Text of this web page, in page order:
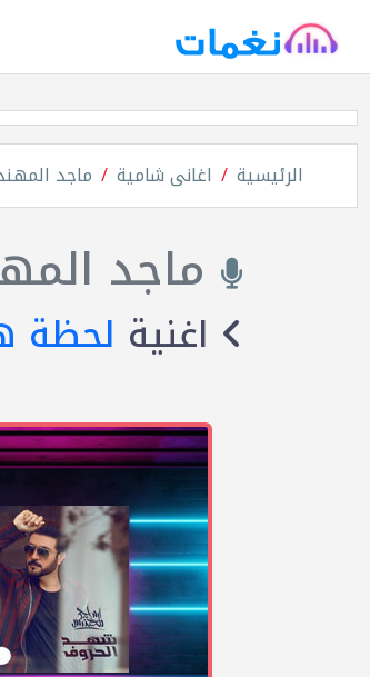
الرئيسية اغانى شامية ماجد
ماجد
اغنية لحظة